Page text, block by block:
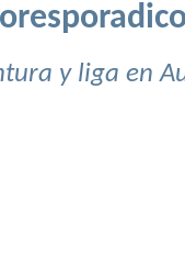
y liga en